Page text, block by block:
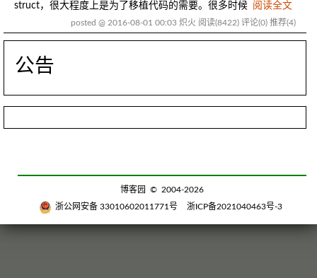
struct，很大程度上是为了移植代码的需要。很多时候 阅读全文
posted @ 2016-08-01 00:03 炽火 阅读(8422) 评论(0) 推荐(4)
公告
博客园
© 2004-2026
浙公网安备 33010602011771号
浙ICP备2021040463号-3